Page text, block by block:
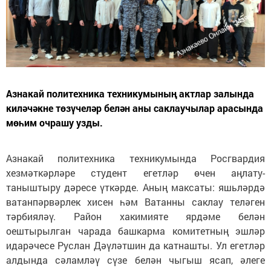
Азнакай политехника техникумының актлар залында
киләчәкне төзүчеләр белән аны саклаучылар арасында
мөһим очрашу узды.
Азнакай политехника техникумында Росгвардия
хезмәткәрләре студент егетләр өчен аңлату-
таныштыру дәресе үткәрде. Аның максаты: яшьләрдә
ватанпәрвәрлек хисен һәм Ватанны саклау теләген
тәрбияләү. Район хакимияте ярдәме белән
оештырылган чарада башкарма комитетның эшләр
идарәчесе Руслан Дәүләтшин да катнашты. Ул егетләр
алдында сәламләү сүзе белән чыгыш ясап, әлеге